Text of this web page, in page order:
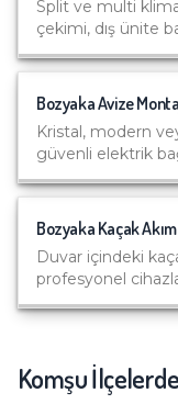
Split ve multi
çekimi, dış ünite
BozyakaAvize
Kristal, modern
güvenli elektrik
Bozyaka Kaçak
Duvar içindeki
profesyonel
Komşu